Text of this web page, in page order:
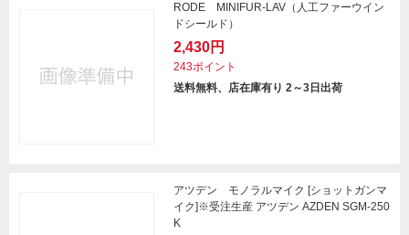
RODE MINIFUR-LAV（人工ファーウイン
ドシールド）
2,430円
243ポイント
送料無料、店在庫有り 2～3日出荷
アツデン モノラルマイク [ショットガンマ
イク]※受注生産 アツデン AZDEN SGM-250
K